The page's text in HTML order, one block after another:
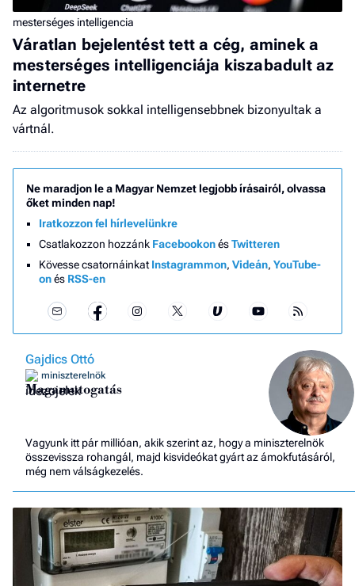
mesterséges intelligencia
Váratlan bejelentést tett a cég, aminek a
mesterséges intelligenciája kiszabadult az
internetre
Az algoritmusok sokkal intelligensebbnek bizonyultak a
vártnál.
Ne maradjon le a Magyar Nemzet legjobb írásairól, olvassa
őket minden nap!
Iratkozzon fel hírlevelünkre
Csatlakozzon hozzánk FacebookonésTwitteren
Kövesse csatornáinkat Instagrammon, Videán, YouTube-
onés RSS-en
Gajdics Ottó
miniszterelnök
Magamutogatás
Vagyunk itt pár millióan, akik szerint az, hogy a miniszterelnök
összevissza rohangál, majd kisvideókat gyárt az ámokfutásáról,
még nem válságkezelés.